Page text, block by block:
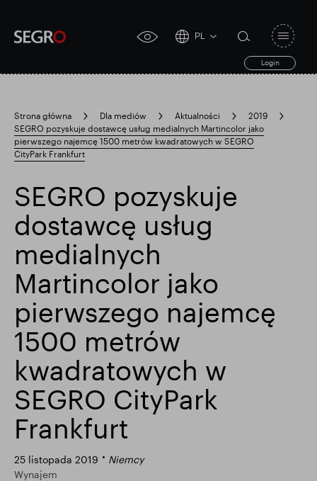
accessibility
PL
Login
search
form
Submit
Search
for
Odpowiedzialny SEGRO
Posiadłość handlowa w Slough
Wyniki finansowe Aktualizacja handlowa
Inteligentny park
toggle
Strona główna Dla mediów Aktualności
2019
SEGRO pozyskuje dostawcę usług medialnych Martincolor jako
pierwszego najemcę 1500 metrów kwadratowych w SEGRO
CityPark Frankfurt
SEGRO pozyskuje
dostawcę usług
medialnych
Martincolor jako
pierwszego najemcę
1500 metrów
kwadratowych w
SEGRO CityPark
Frankfurt
25 listopada 2019
Niemcy
Wynajem